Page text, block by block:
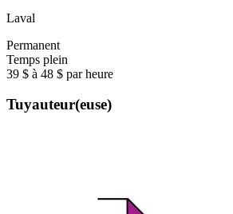
Laval
Permanent
Temps plein
39 $ à 48 $ par heure
Tuyauteur(euse)